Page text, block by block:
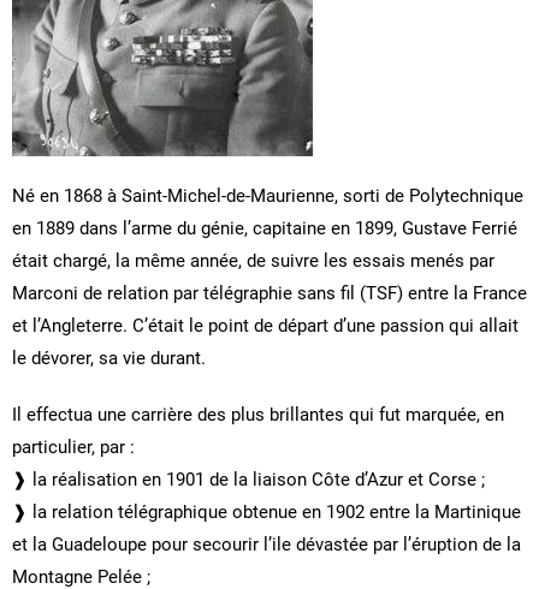
Né en 1868 à Saint-Michel-de-Maurienne, sorti de Polytechnique
en 1889 dans l’arme du génie, capitaine en 1899, Gustave Ferrié
était chargé, la même année, de suivre les essais menés par
Marconi de relation par télégraphie sans fil (TSF) entre la France
et l’Angleterre. C’était le point de départ d’une passion qui allait
le dévorer, sa vie durant.
Il effectua une carrière des plus brillantes qui fut marquée, en
particulier, par :
❱ la réalisation en 1901 de la liaison Côte d’Azur et Corse ;
❱ la relation télégraphique obtenue en 1902 entre la Martinique
et la Guadeloupe pour secourir l’ile dévastée par l’éruption de la
Montagne Pelée ;